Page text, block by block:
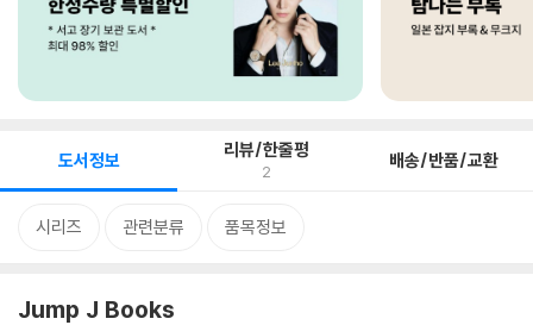
도서정보 리뷰/한줄평
2 배송/반품/교환
시리즈 관련분류 품목정보
Jump J Books